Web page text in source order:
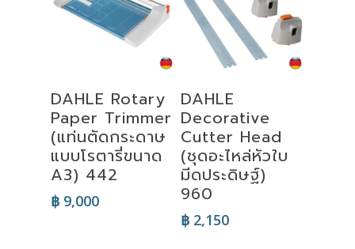
Add To Cart
DAHLE Rotary
Paper Trimmer
(แท่นตัดกระดาษ
แบบโรตารี่ขนาด
A3) 442
฿ 9,000
Add To Cart
DAHLE
Decorative
Cutter Head
(ชุดอะไหล่หัวใบ
มีดประดิษฐ์)
960
฿2,150